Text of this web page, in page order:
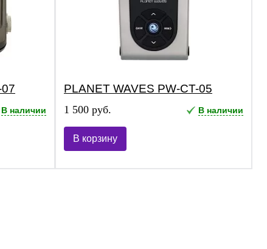
В наличии
PLANET WAVES PW-CT-05
1 500 руб. В наличии
В корзину